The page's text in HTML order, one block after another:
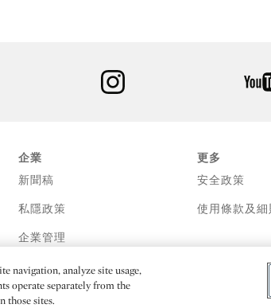
instagram
企業
新聞稿
私隱政策
企業管理
更多
安全政策
使用條款及細
navigation, analyze site usage,
operate separately from the
those sites.